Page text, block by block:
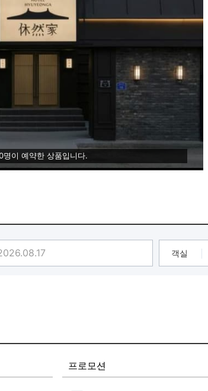
명이 예약한 상품입니다.
객실
프로모션